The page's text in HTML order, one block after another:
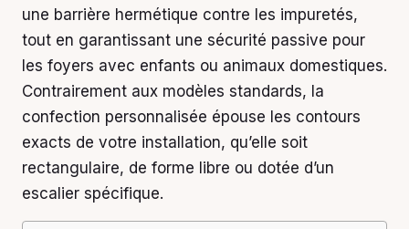
une barrière hermétique contre les impuretés,
tout en garantissant une sécurité passive pour
les foyers avec enfants ou animaux domestiques.
Contrairement aux modèles standards, la
confection personnalisée épouse les contours
exacts de votre installation, qu’elle soit
rectangulaire, de forme libre ou dotée d’un
escalier spécifique.